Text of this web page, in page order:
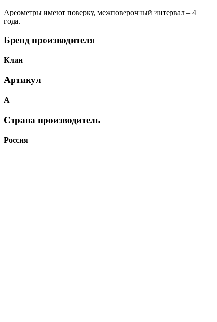
Ареометры имеют поверку, межповерочный интервал – 4
года.
Бренд производителя
Клин
Артикул
А
Страна производитель
Россия